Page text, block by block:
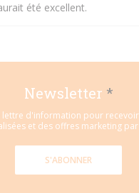
été excellent.
Newsletter *
lettre d'information pour
et des offres marketing
S'ABONNER